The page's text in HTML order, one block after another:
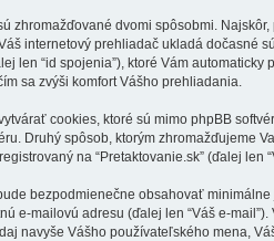
zhromažďované dvomi spôsobmi.
internetový prehliadač ukladá dočasné
len “id spojenia”), ktoré Vám automaticky
sa zvýši komfort Vášho prehliadania.
cookies, ktoré sú mimo phpBB
Druhý spôsob, ktorým zhromažďujeme
na “Pretaktovanie.sk” (ďalej
bezpodmienečne obsahovať
e-mailovú adresu (ďalej len “Váš e-
navyše Vášho používateľského mena,